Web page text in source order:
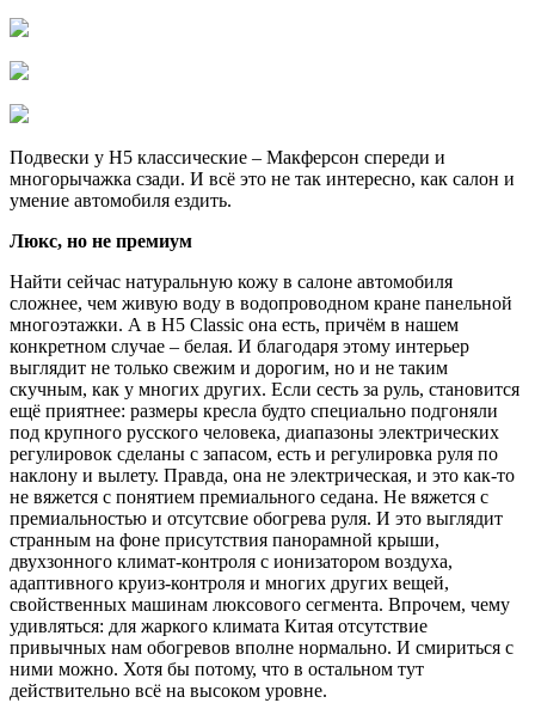
Подвески у Н5 классические – Макферсон спереди и
многорычажка сзади. И всё это не так интересно, как салон и
умение автомобиля ездить.
Люкс, но не премиум
Найти сейчас натуральную кожу в салоне автомобиля
сложнее, чем живую воду в водопроводном кране панельной
многоэтажки. А в Н5 Classic она есть, причём в нашем
конкретном случае – белая. И благодаря этому интерьер
выглядит не только свежим и дорогим, но и не таким
скучным, как у многих других. Если сесть за руль, становится
ещё приятнее: размеры кресла будто специально подгоняли
под крупного русского человека, диапазоны электрических
регулировок сделаны с запасом, есть и регулировка руля по
наклону и вылету. Правда, она не электрическая, и это как-то
не вяжется с понятием премиального седана. Не вяжется с
премиальностью и отсутсвие обогрева руля. И это выглядит
странным на фоне присутствия панорамной крыши,
двухзонного климат-контроля с ионизатором воздуха,
адаптивного круиз-контроля и многих других вещей,
свойственных машинам люксового сегмента. Впрочем, чему
удивляться: для жаркого климата Китая отсутствие
привычных нам обогревов вполне нормально. И смириться с
ними можно. Хотя бы потому, что в остальном тут
действительно всё на высоком уровне.